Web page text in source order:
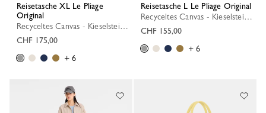
Reisetasche XL Le Pliage
Original
Recyceltes Canvas - Kieselsteingrau
CHF 175,00
+ 6
Reisetasche L Le Pliage Original
Recyceltes Canvas - Kieselsteingrau
CHF 155,00
+ 6